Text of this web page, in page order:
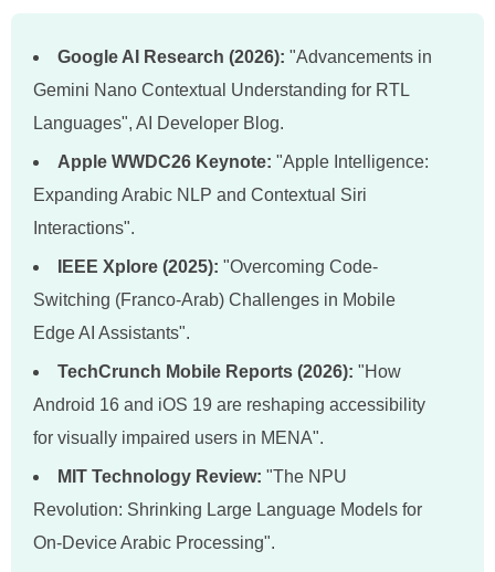
Google AI Research (2026):"Advancements in
Gemini Nano Contextual Understanding for RTL
Languages", AI Developer Blog.
Apple WWDC26 Keynote:"Apple Intelligence:
Expanding Arabic NLP and Contextual Siri
Interactions".
IEEE Xplore (2025):"Overcoming Code-
Switching (Franco-Arab) Challenges in Mobile
Edge AI Assistants".
TechCrunch Mobile Reports (2026):"How
Android 16 and iOS 19 are reshaping accessibility
for visually impaired users in MENA".
MIT Technology Review:"The NPU
Revolution: Shrinking Large Language Models for
On-Device Arabic Processing".